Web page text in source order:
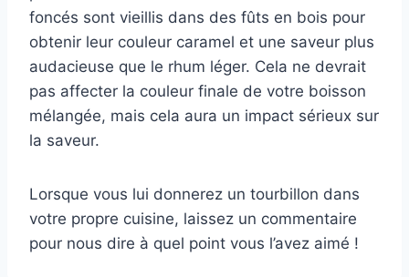
foncés sont vieillis dans des fûts en bois pour
obtenir leur couleur caramel et une saveur plus
audacieuse que le rhum léger. Cela ne devrait
pas affecter la couleur finale de votre boisson
mélangée, mais cela aura un impact sérieux sur
la saveur.
Lorsque vous lui donnerez un tourbillon dans
votre propre cuisine, laissez un commentaire
pour nous dire à quel point vous l’avez aimé !